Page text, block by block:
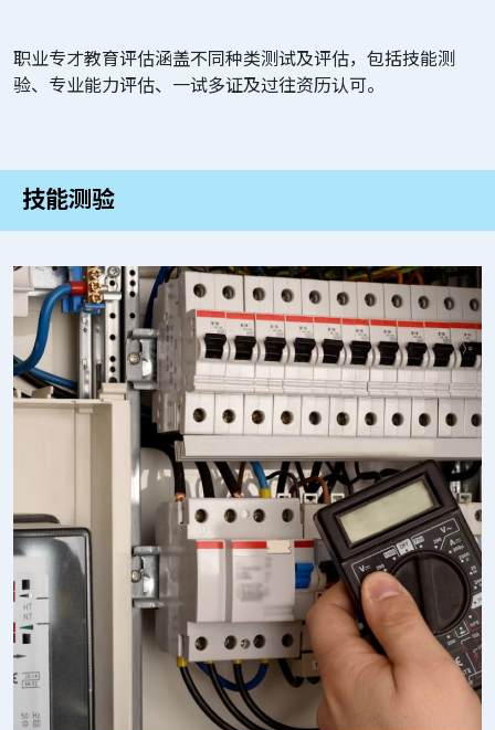
职业专才教育评估涵盖不同种类测试及评估，包括技能测
验、专业能力评估、一试多证及过往资历认可。
技能测验